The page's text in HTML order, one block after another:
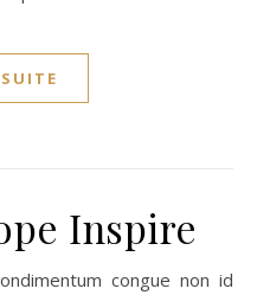
Inspire